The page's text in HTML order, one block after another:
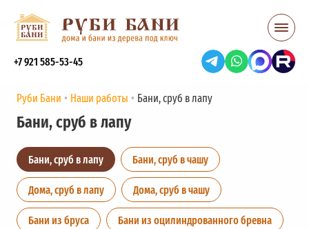
+7 921 585-53-45
Руби Бани Наши работы Бани, сруб в лапу
Бани, сруб в лапу
Бани, сруб в лапу
Бани, сруб в чашу
Дома, сруб в лапу
Дома, сруб в чашу
Бани из бруса
Бани из оцилиндрованного бревна